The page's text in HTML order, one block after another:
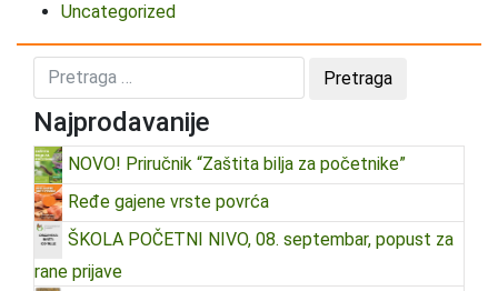
Uncategorized
Najprodavanije
NOVO! Priručnik “Zaštita bilja za početnike”
Ređe gajene vrste povrća
ŠKOLA POČETNI NIVO, 08. septembar, popust za
rane prijave